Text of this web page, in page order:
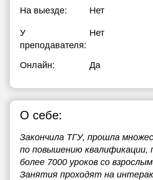
На выезде: Нет
У
преподавателя:
Нет
Онлайн: Да
О себе:
Закончила ТГУ, прошла
по повышению квалификации,
более 7000 уроков со
Занятия проходят на